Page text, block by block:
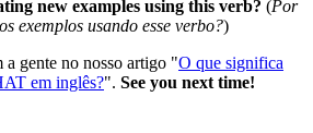
new examples using this verb? (Por
exemplos usando esse verbo?)
gente no nosso artigo "O que significa
em inglês?". See you next time!